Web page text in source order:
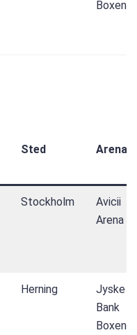
Boxen
Sted Arena
Stockholm
Avicii
Arena
Herning
Jyske
Bank
Boxen